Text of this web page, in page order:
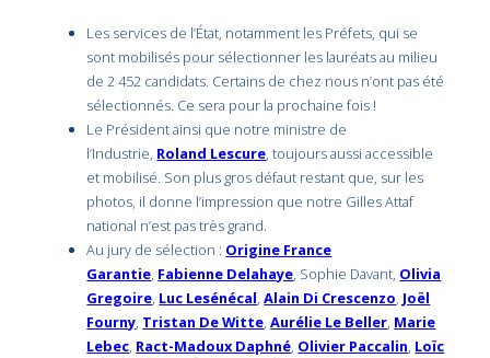
Les services de l’État, notamment les Préfets, qui se
sont mobilisés pour sélectionner les lauréats au milieu
de 2 452 candidats. Certains de chez nous n’ont pas été
sélectionnés. Ce sera pour la prochaine fois !
Le Président ainsi que notre ministre de
l’Industrie, Roland Lescure, toujours aussi accessible
et mobilisé. Son plus gros défaut restant que, sur les
photos, il donne l’impression que notre Gilles Attaf
national n’est pas très grand.
Au jury de sélection : Origine France
Garantie, Fabienne Delahaye, Sophie Davant, Olivia
Gregoire, Luc Lesénécal,Alain Di Crescenzo, Joël
Fourny, Tristan De Witte,Aurélie Le Beller, Marie
Lebec, Ract-Madoux Daphné, Olivier Paccalin, Loïc